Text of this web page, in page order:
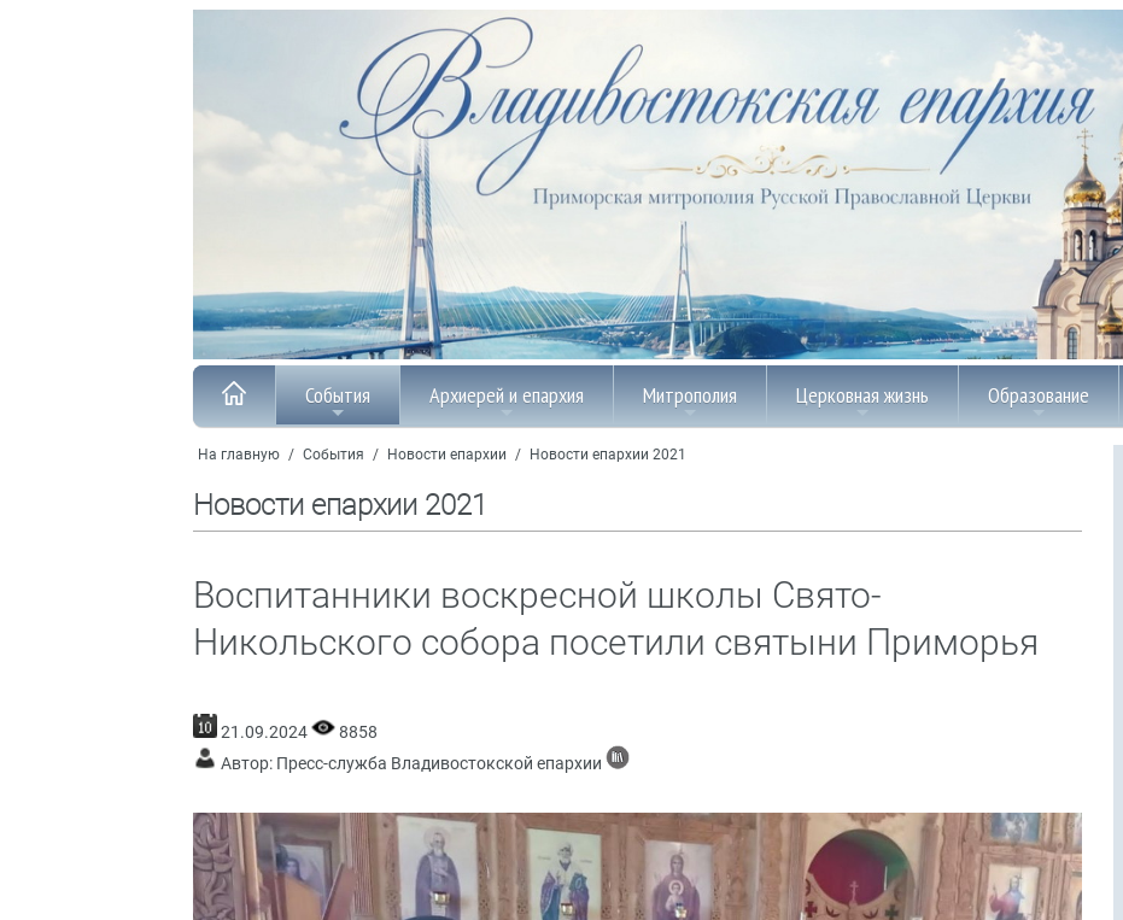
События Архиерей и епархия Митрополия Церковная жизнь Образование
На главную / События / Новости епархии / Новости епархии 2021
Новости епархии 2021
Воспитанники воскресной школы Свято-
Никольского собора посетили святыни Приморья
21.09.2024
8858
Автор: Пресс-служба Владивостокской епархии